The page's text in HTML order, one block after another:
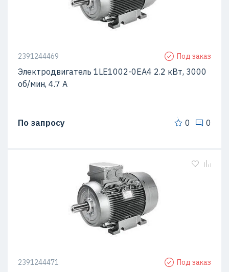
2391244469 Под заказ
Электродвигатель 1LE1002-0EA4 2.2 кВт, 3000
об/мин, 4.7 A
По запросу 0 0
2391244471 Под заказ